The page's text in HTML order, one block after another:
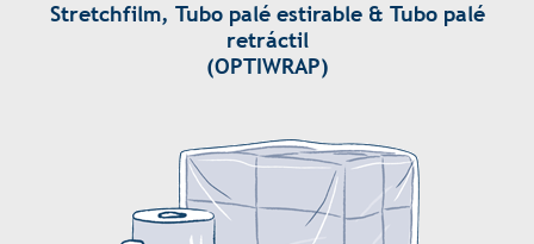
Stretchfilm, Tubo palé estirable & Tubo palé
retráctil
(OPTIWRAP)